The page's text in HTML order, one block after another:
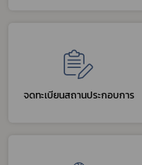
จดทะเบียนสถานประกอบการ